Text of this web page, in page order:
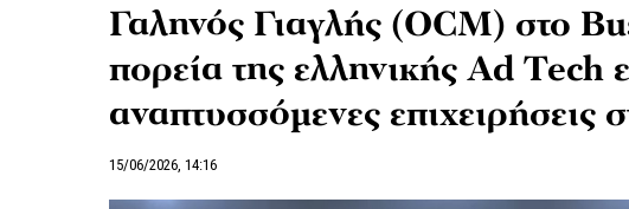
Γαληνός Γιαγλής (OCM) στο
πορεία της ελληνικής Ad Tech
αναπτυσσόμενες
15/06/2026, 14:16